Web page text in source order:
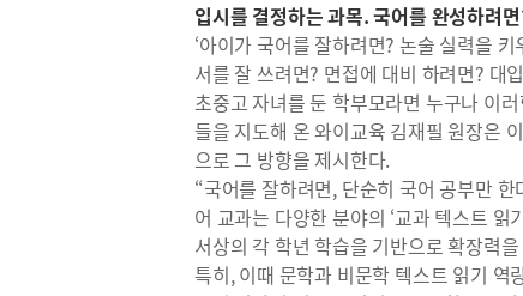
입시를 결정하는 과목. 국어를 완성하려
‘아이가 국어를 잘하려면? 논술 실력을
서를 잘 쓰려면? 면접에 대비 하려면? 대
초중고 자녀를 둔 학부모라면 누구나 이
들을 지도해 온 와이교육 김재필 원장은
으로 그 방향을 제시한다.
“국어를 잘하려면, 단순히 국어 공부만
어 교과는 다양한 분야의 ‘교과 텍스트
서상의 각 학년 학습을 기반으로 확장력
특히, 이때 문학과 비문학 텍스트 읽기 역